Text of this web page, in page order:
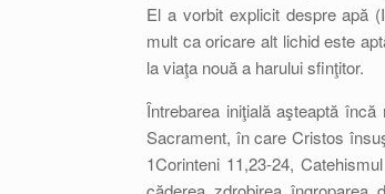
El a vorbit explicit despre apă
mult ca oricare alt lichid este
la viaţa nouă a harului sfinţitor.
Întrebarea iniţială aşteaptă
Sacrament, în care Cristos
1Corinteni 11,23-24,